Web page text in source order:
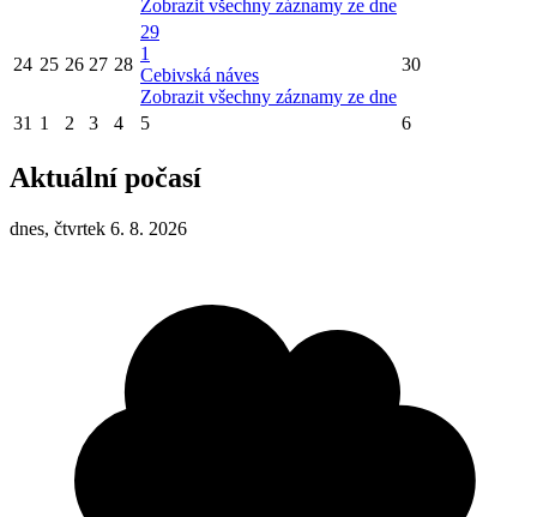
Zobrazit všechny záznamy ze dne
24 25 26 27 28
29
1
Cebivská náves
Zobrazit všechny záznamy ze dne
30
31 1 2 3 4 5 6
Aktuální počasí
dnes, čtvrtek 6. 8. 2026